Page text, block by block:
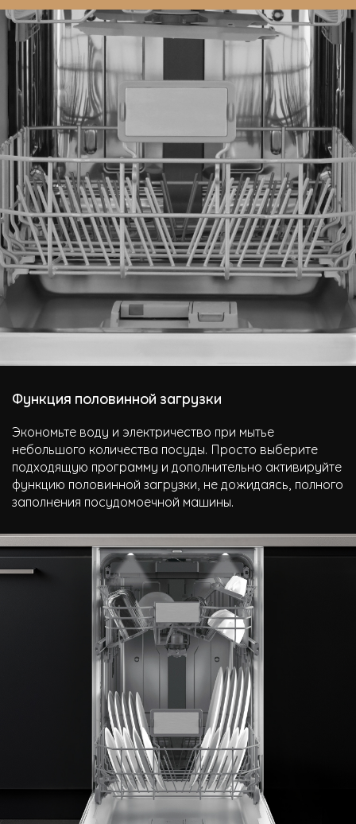
Функция половинной загрузки
Экономьте воду и электричество при мытье
небольшого количества посуды. Просто выберите
подходящую программу и дополнительно активируйте
функцию половинной загрузки, не дожидаясь, полного
заполнения посудомоечной машины.